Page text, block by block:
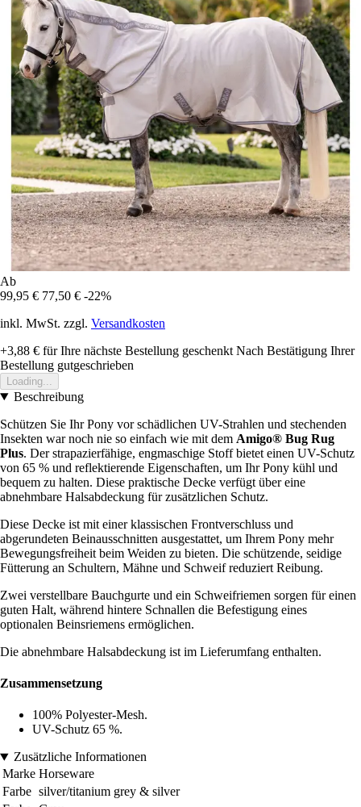
Ab
99,95 € 77,50 € -22%
inkl. MwSt. zzgl. Versandkosten
+3,88 € für Ihre nächste Bestellung geschenkt Nach Bestätigung Ihrer
Bestellung gutgeschrieben
Loading...
Beschreibung
Schützen Sie Ihr Pony vor schädlichen UV-Strahlen und stechenden
Insekten war noch nie so einfach wie mit dem Amigo® Bug Rug
Plus. Der strapazierfähige, engmaschige Stoff bietet einen UV-Schutz
von 65 % und reflektierende Eigenschaften, um Ihr Pony kühl und
bequem zu halten. Diese praktische Decke verfügt über eine
abnehmbare Halsabdeckung für zusätzlichen Schutz.
Diese Decke ist mit einer klassischen Frontverschluss und
abgerundeten Beinausschnitten ausgestattet, um Ihrem Pony mehr
Bewegungsfreiheit beim Weiden zu bieten. Die schützende, seidige
Fütterung an Schultern, Mähne und Schweif reduziert Reibung.
Zwei verstellbare Bauchgurte und ein Schweifriemen sorgen für einen
guten Halt, während hintere Schnallen die Befestigung eines
optionalen Beinsriemens ermöglichen.
Die abnehmbare Halsabdeckung ist im Lieferumfang enthalten.
Zusammensetzung
100% Polyester-Mesh.
UV-Schutz 65 %.
Zusätzliche Informationen
Marke Horseware
Farbe silver/titanium grey & silver